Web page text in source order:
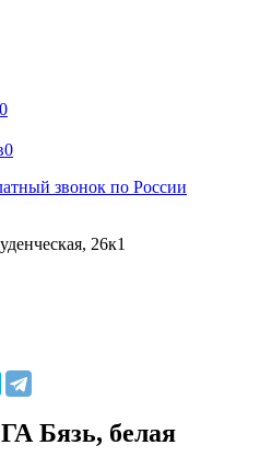
0
0
звонок по России
26к1
Бязь, белая